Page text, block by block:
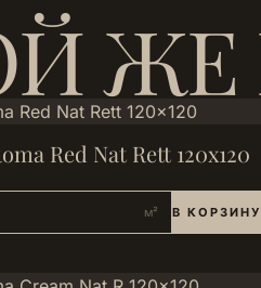
ЖЕ
Red Nat Rett 120x120
м² В КОРЗИНУ